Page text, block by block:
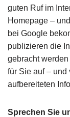
guten Ruf im
Homepage –
bei Google
publizieren die
gebracht
für Sie auf – und
aufbereiteten
Sprechen Sie